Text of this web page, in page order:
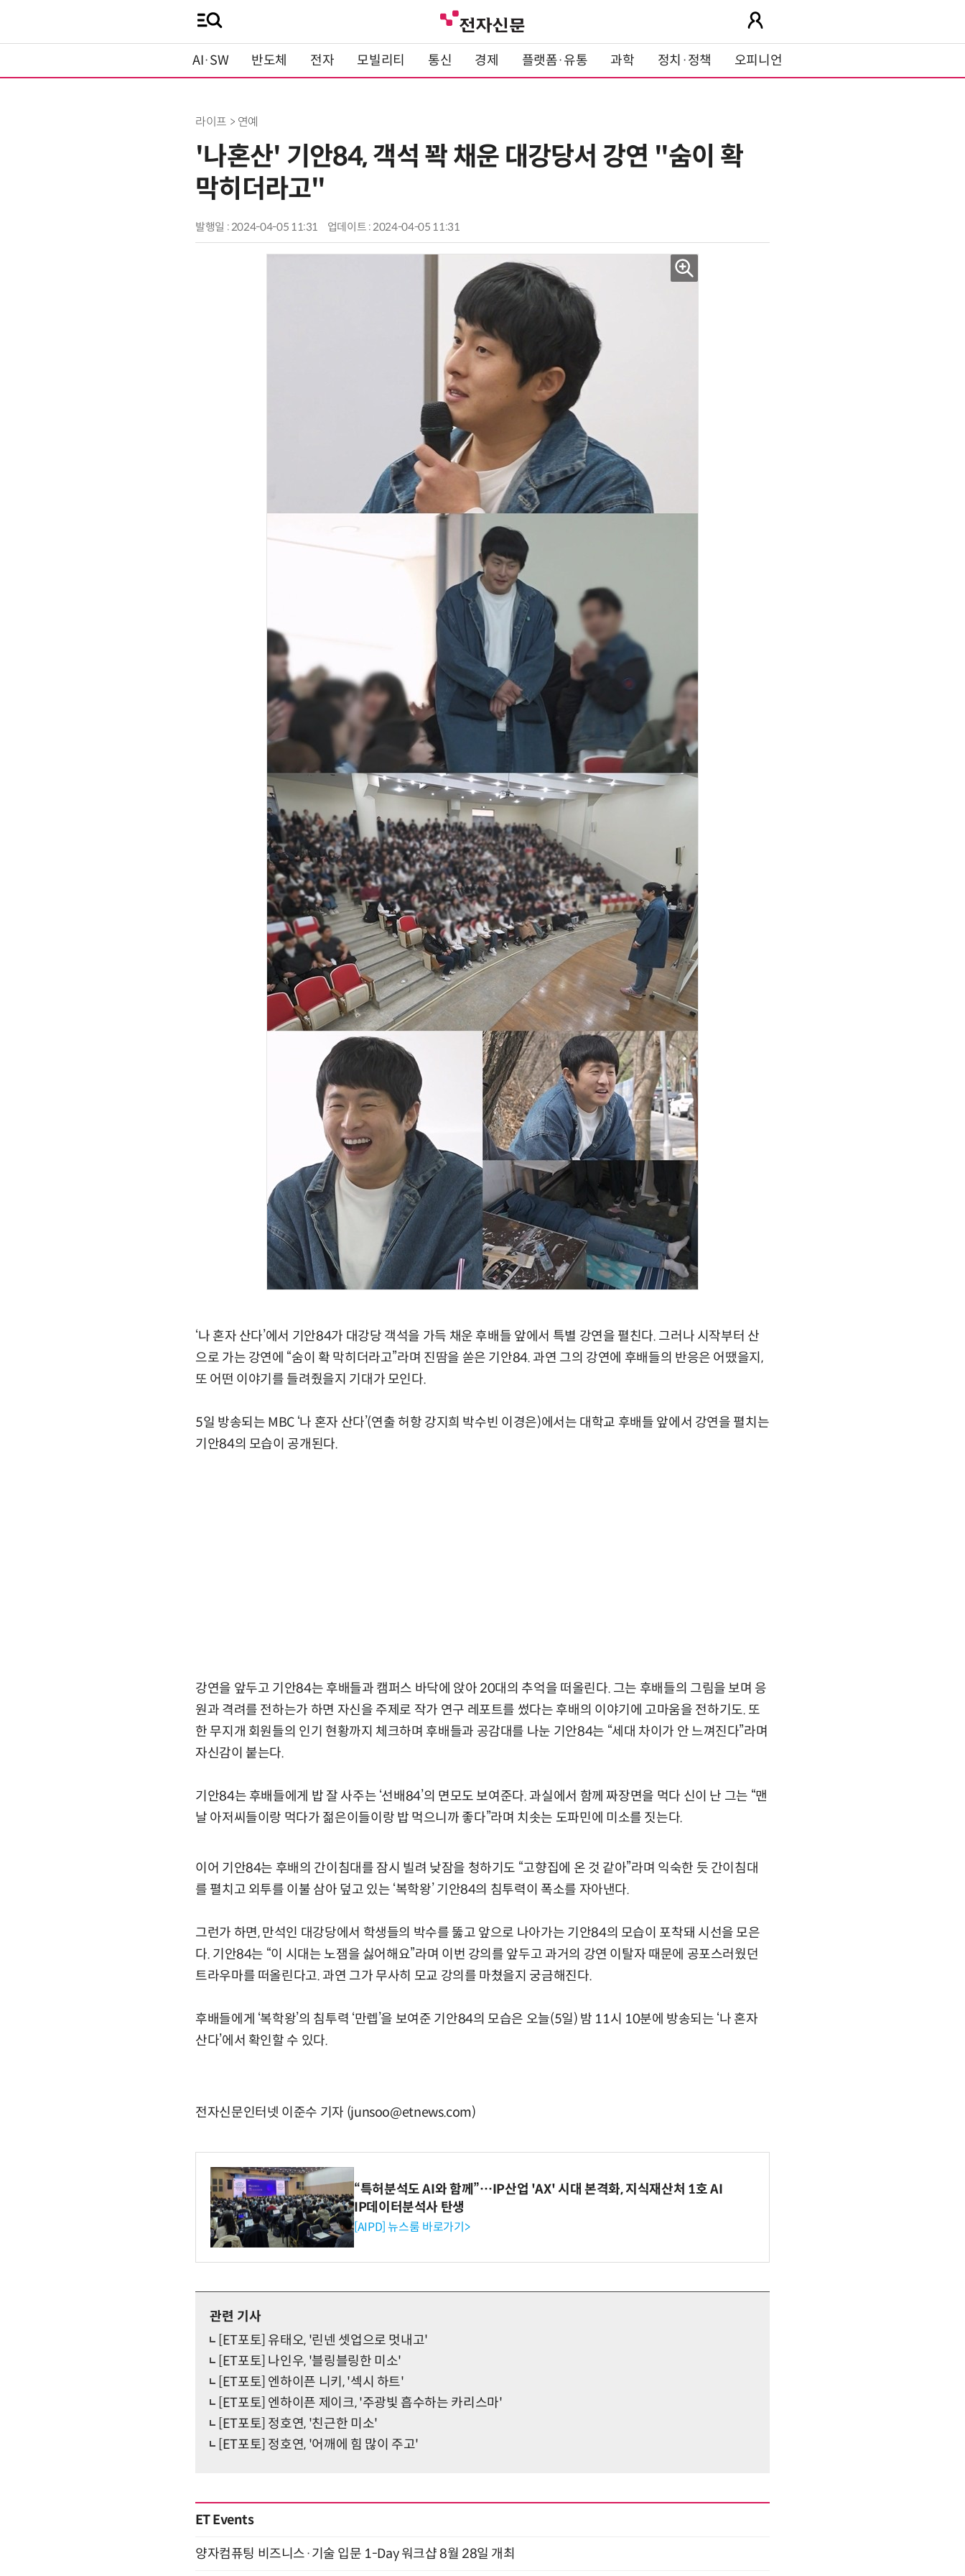
AI·SW 반도체 전자 모빌리티 통신 경제 플랫폼·유통 과학 정치·정책 오피니언
라이프 > 연예
'나혼산' 기안84, 객석 꽉 채운 대강당서 강연 "숨이 확
막히더라고"
발행일 : 2024-04-05 11:31 업데이트 : 2024-04-05 11:31
‘나 혼자 산다’에서 기안84가 대강당 객석을 가득 채운 후배들 앞에서 특별 강연을 펼친다. 그러나 시작부터 산
으로 가는 강연에 “숨이 확 막히더라고”라며 진땀을 쏟은 기안84. 과연 그의 강연에 후배들의 반응은 어땠을지,
또 어떤 이야기를 들려줬을지 기대가 모인다.
5일 방송되는 MBC ‘나 혼자 산다’(연출 허항 강지희 박수빈 이경은)에서는 대학교 후배들 앞에서 강연을 펼치는
기안84의 모습이 공개된다.
강연을 앞두고 기안84는 후배들과 캠퍼스 바닥에 앉아 20대의 추억을 떠올린다. 그는 후배들의 그림을 보며 응
원과 격려를 전하는가 하면 자신을 주제로 작가 연구 레포트를 썼다는 후배의 이야기에 고마움을 전하기도. 또
한 무지개 회원들의 인기 현황까지 체크하며 후배들과 공감대를 나눈 기안84는 “세대 차이가 안 느껴진다”라며
자신감이 붙는다.
기안84는 후배들에게 밥 잘 사주는 ‘선배84’의 면모도 보여준다. 과실에서 함께 짜장면을 먹다 신이 난 그는 “맨
날 아저씨들이랑 먹다가 젊은이들이랑 밥 먹으니까 좋다”라며 치솟는 도파민에 미소를 짓는다.
이어 기안84는 후배의 간이침대를 잠시 빌려 낮잠을 청하기도 “고향집에 온 것 같아”라며 익숙한 듯 간이침대
를 펼치고 외투를 이불 삼아 덮고 있는 ‘복학왕’ 기안84의 침투력이 폭소를 자아낸다.
그런가 하면, 만석인 대강당에서 학생들의 박수를 뚫고 앞으로 나아가는 기안84의 모습이 포착돼 시선을 모은
다. 기안84는 “이 시대는 노잼을 싫어해요”라며 이번 강의를 앞두고 과거의 강연 이탈자 때문에 공포스러웠던
트라우마를 떠올린다고. 과연 그가 무사히 모교 강의를 마쳤을지 궁금해진다.
후배들에게 ‘복학왕’의 침투력 ‘만렙’을 보여준 기안84의 모습은 오늘(5일) 밤 11시 10분에 방송되는 ‘나 혼자
산다’에서 확인할 수 있다.
전자신문인터넷 이준수 기자 (junsoo@etnews.com)
“특허분석도 AI와 함께”…IP산업 'AX' 시대 본격화, 지식재산처 1호 AI
IP데이터분석사 탄생
[AIPD] 뉴스룸 바로가기>
관련 기사
[ET포토] 유태오, '린넨 셋업으로 멋내고'
[ET포토] 나인우, '블링블링한 미소'
[ET포토] 엔하이픈 니키, '섹시 하트'
[ET포토] 엔하이픈 제이크, '주광빛 흡수하는 카리스마'
[ET포토] 정호연, '친근한 미소'
[ET포토] 정호연, '어깨에 힘 많이 주고'
ET Events
양자컴퓨팅 비즈니스·기술 입문 1-Day 워크샵 8월 28일 개최